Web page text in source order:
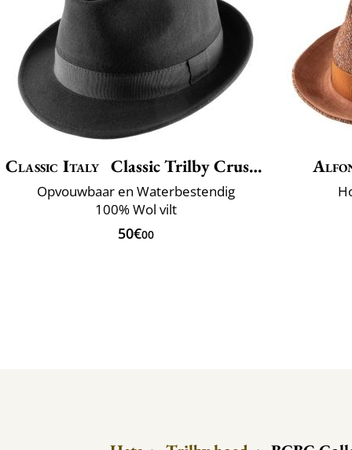
Classic Italy Classic Trilby Crushable
Opvouwbaar en Waterbestendig
100% Wol vilt
50€00